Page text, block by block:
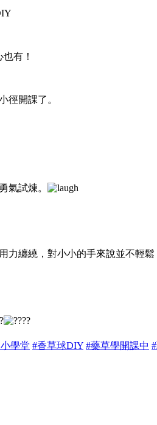
有！
徑開課了。
氣試煉。
力纏繞，對小小的手來說並不輕鬆
學堂 #香草球DIY #藥草學開課中